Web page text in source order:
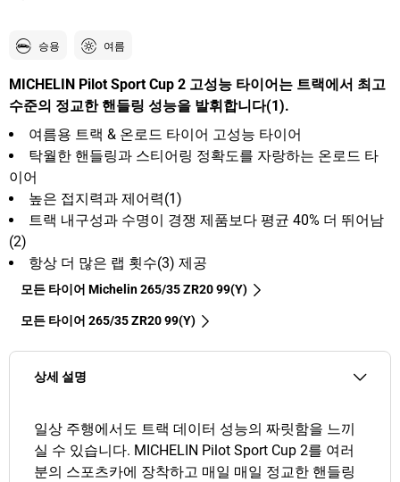
승용 여름
MICHELIN Pilot Sport Cup 2 고성능 타이어는 트랙에서 최고
수준의 정교한 핸들링 성능을 발휘합니다(1).
여름용 트랙 & 온로드 타이어 고성능 타이어
탁월한 핸들링과 스티어링 정확도를 자랑하는 온로드 타
이어
높은 접지력과 제어력(1)
트랙 내구성과 수명이 경쟁 제품보다 평균 40% 더 뛰어남
(2)
항상 더 많은 랩 횟수(3) 제공
모든 타이어 Michelin 265/35 ZR20 99(Y)
모든 타이어‎ 265/35 ZR20 99(Y)
상세 설명
일상 주행에서도 트랙 데이터 성능의 짜릿함을 느끼
실 수 있습니다. MICHELIN Pilot Sport Cup 2를 여러
분의 스포츠카에 장착하고 매일 매일 정교한 핸들링